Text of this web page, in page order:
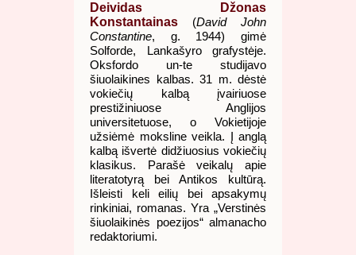
Deividas Džonas
Konstantainas (David John
Constantine, g. 1944) gimė
Solforde, Lankašyro grafystėje.
Oksfordo un-te studijavo
šiuolaikines kalbas. 31 m. dėstė
vokiečių kalbą įvairiuose
prestižiniuose Anglijos
universitetuose, o Vokietijoje
užsiėmė moksline veikla. Į anglą
kalbą išvertė didžiuosius vokiečių
klasikus. Parašė veikalų apie
literatotyrą bei Antikos kultūrą.
Išleisti keli eilių bei apsakymų
rinkiniai, romanas. Yra „Verstinės
šiuolaikinės poezijos“ almanacho
redaktoriumi.